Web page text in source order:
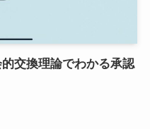
交換理論でわかる承認